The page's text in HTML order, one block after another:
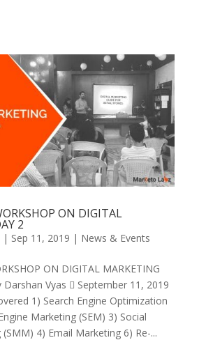
ON DIGITAL
2
| Sep 11, 2019 | News & Events
ON DIGITAL MARKETING
Darshan Vyas  September 11, 2019
1) Search Engine Optimization
Marketing (SEM) 3) Social
4) Email Marketing 6) Re-...